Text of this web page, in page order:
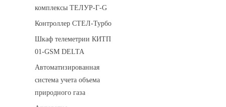
комплексы ТЕЛУР-Г-G
Контроллер СТЕЛ-Турбо
Шкаф телеметрии КИТП
01-GSM DELTA
Автоматизированная
система учета объема
природного газа